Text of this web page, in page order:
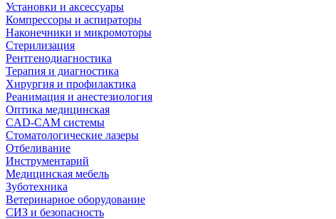
Установки и аксессуары
Компрессоры и аспираторы
Наконечники и микромоторы
Стерилизация
Рентгенодиагностика
Терапия и диагностика
Хирургия и профилактика
Реанимация и анестезиология
Оптика медицинская
CAD-CAM системы
Стоматологические лазеры
Отбеливание
Инструментарий
Медицинская мебель
Зуботехника
Ветеринарное оборудование
СИЗ и безопасность